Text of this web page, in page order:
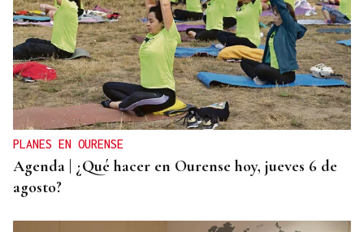
ENTREVISTA
Jorge Vázquez: "Nuestro objetivo a 2028 es crecer
creando valor para el accionista y para el equipo
que lo hace posible"
PLANES EN OURENSE
Agenda | ¿Qué hacer en Ourense hoy, jueves 6 de
agosto?